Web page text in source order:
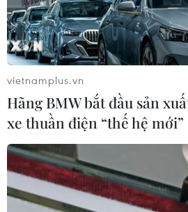
Hình ảnh Chùa
vietnamplus.vn
Hãng BMW bắt đầu sản
xe thuần điện “thế hệ mới”